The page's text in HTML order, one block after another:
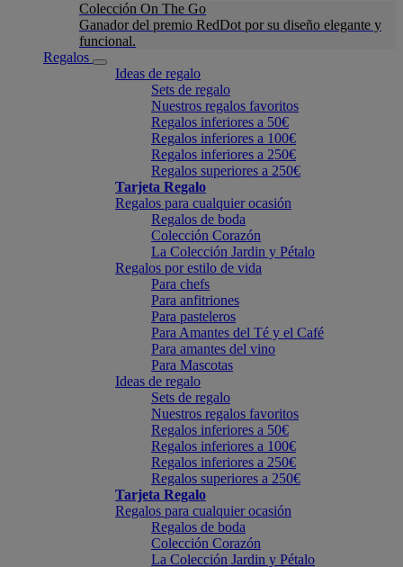
Colección On The Go
Ganador del premio RedDot por su diseño elegante y
funcional.
Regalos
Ideas de regalo
Sets de regalo
Nuestros regalos favoritos
Regalos inferiores a 50€
Regalos inferiores a 100€
Regalos inferiores a 250€
Regalos superiores a 250€
Tarjeta Regalo
Regalos para cualquier ocasión
Regalos de boda
Colección Corazón
La Colección Jardin y Pétalo
Regalos por estilo de vida
Para chefs
Para anfitriones
Para pasteleros
Para Amantes del Té y el Café
Para amantes del vino
Para Mascotas
Ideas de regalo
Sets de regalo
Nuestros regalos favoritos
Regalos inferiores a 50€
Regalos inferiores a 100€
Regalos inferiores a 250€
Regalos superiores a 250€
Tarjeta Regalo
Regalos para cualquier ocasión
Regalos de boda
Colección Corazón
La Colección Jardin y Pétalo